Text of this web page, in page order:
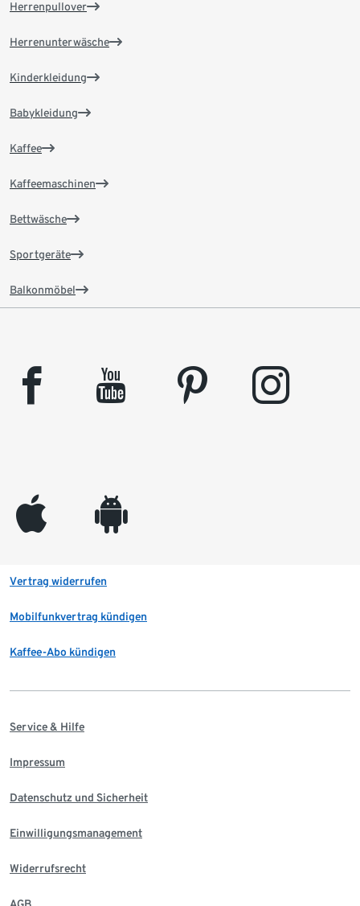
Herrenpullover
Herrenunterwäsche
Kinderkleidung
Babykleidung
Kaffee
Kaffeemaschinen
Bettwäsche
Sportgeräte
Balkonmöbel
facebook youtube pinterest instagram
appleinc android
Vertrag widerrufen
Mobilfunkvertrag kündigen
Kaffee-Abo kündigen
Service & Hilfe
Impressum
Datenschutz und Sicherheit
Einwilligungsmanagement
Widerrufsrecht